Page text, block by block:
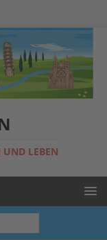
UND LEBEN